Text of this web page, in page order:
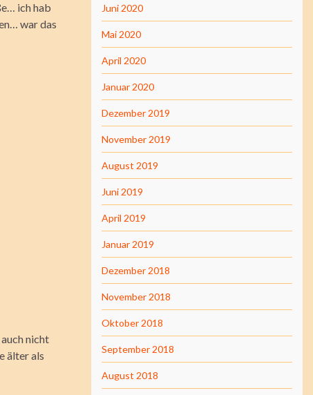
ich hab
war das
nicht
älter als
Juni 2020
Mai 2020
April 2020
Januar 2020
Dezember 2019
November 2019
August 2019
Juni 2019
April 2019
Januar 2019
Dezember 2018
November 2018
Oktober 2018
September 2018
August 2018